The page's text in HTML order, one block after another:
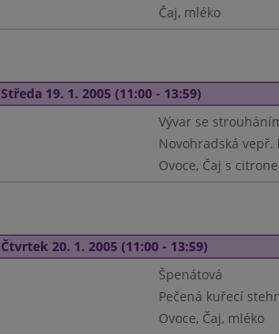
Čaj, mléko
Středa 19. 1. 2005 (11:00 - 13:59)
Vývar se
Novohradská vepř.
Ovoce, Čaj s
Čtvrtek 20. 1. 2005 (11:00 - 13:59)
Špenátová
Pečená kuřecí
Ovoce, Čaj, mléko